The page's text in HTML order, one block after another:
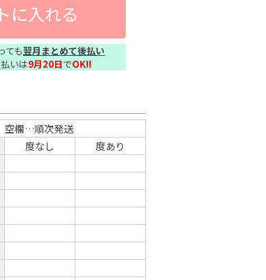
に入れる
ても翌月まとめて後払い
いは9月20日でOK!!
空欄…順次発送
度なし
度あり